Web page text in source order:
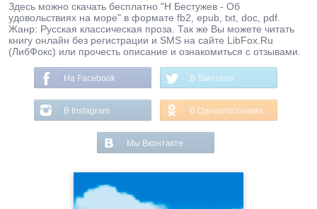
Здесь можно скачать бесплатно "Н Бестужев - Об
удовольствиях на море" в формате fb2, epub, txt, doc, pdf.
Жанр: Русская классическая проза. Так же Вы можете читать
книгу онлайн без регистрации и SMS на сайте LibFox.Ru
(ЛибФокс) или прочесть описание и ознакомиться с отзывами.
На Facebook В Твиттере
В Instagram В Одноклассниках
Мы Вконтакте